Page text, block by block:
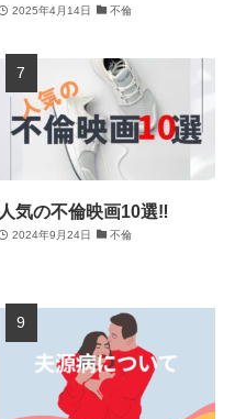
2025年4月14日 不倫
人気の不倫映画10選‼
2024年9月24日 不倫